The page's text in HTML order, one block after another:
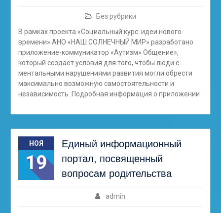
Без рубрики
В рамках проекта «Социальный курс: идеи нового
времени» АНО «НАШ СОЛНЕЧНЫЙ МИР» разработано
приложение-коммуникатор «Аутизм» Общение»,
который создает условия для того, чтобы люди с
ментальными нарушениями развития могли обрести
максимально возможную самостоятельности и
независимость. Подробная информация о приложении
НОЯ
19
Единый информационный
портал, посвященный
вопросам родительства
admin